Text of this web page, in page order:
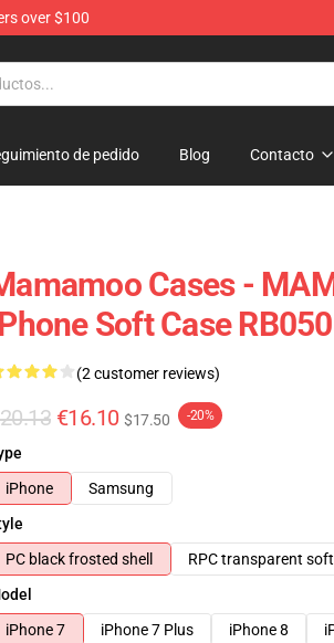
over $100
de pedido Blog Contacto
Cases -
Soft Case
(2 customer reviews)
€16.10 $17.50 -20%
iPhone
Samsung
PC black frosted shell
RPC transparent soft
iPhone 7
iPhone 7 Plus iPhone 8